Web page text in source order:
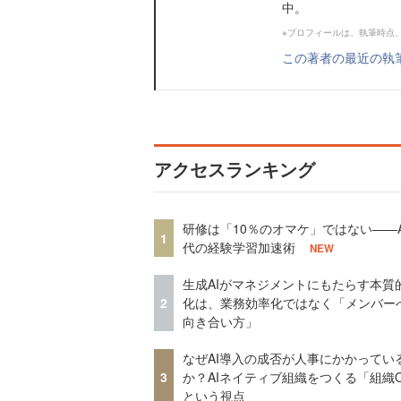
中。
※プロフィールは、執筆時点
この著者の最近の執
アクセスランキング
1
研修は「10％のオマケ」ではない
代の経験学習加速術
NEW
2
生成AIがマネジメントにもたらす本質
化は、業務効率化ではなく「メンバー
向き合い方」
3
なぜAI導入の成否が人事にかかってい
か？AIネイティブ組織をつくる「組織
という視点